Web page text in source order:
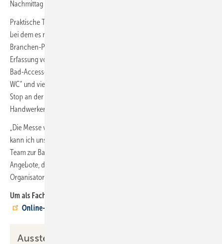
Nachmittag beste Voraussetzungen für erfolgreiches Networking.
Praktische Tipps für den Arbeitsalltag liefert das Bühnenprogramm,
bei dem es neben Produktvorführungen auch Impulsvorträge von
Branchen-Profis zur Effizienz im Kundenservice oder zur 3D-
Erfassung von Badezimmern geben wird. Auch zu Klebetechniken für
Bad-Accessoires, Glasduschen ohne Aufwand, das „Problemlöser-
WC“ und vielen weiteren Themen können sich Besucher bei einem
Stop an der Bühne informieren. Für Unterhaltung sorgen spaßige
Handwerker-Challenges.
„Die Messe verbindet Information, Austausch und Erleben, deswegen
kann ich unseren Besuchern nur empfehlen, mit ihrem gesamten
Team zur Bad direkt zu kommen. Vor Ort gibt es so vielfältige
Angebote, dass für jeden etwas Attraktives dabei ist“, sagt Mit-
Organisator Avenarius.
Um als Fachbesucher kostenlos teilnehmen zu können, ist eine
Online-Registrierung
Aussteller bei der Bad direkt am 24.